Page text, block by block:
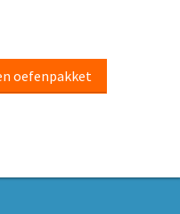
oefenpakket